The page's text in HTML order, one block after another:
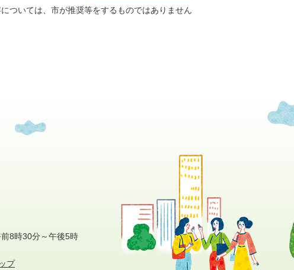
ついては、市が推奨等をするものではありません
8時30分～午後5時
プ